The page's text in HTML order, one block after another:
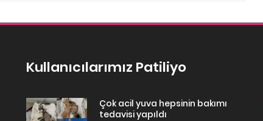
Kullanıcılarımız Patiliyo
Çok acil yuva hepsinin bakımı
tedavisi yapıldı